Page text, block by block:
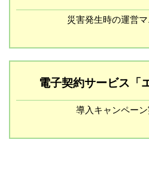
災害発生時の運営
電子契約サービス「
導入キャンペーン